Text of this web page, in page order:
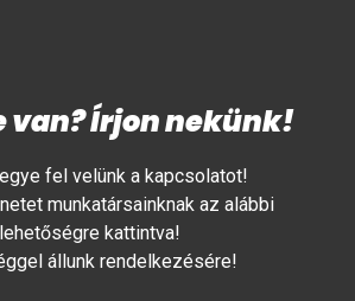
van? Írjon nekünk!
fel velünk a kapcsolatot!
munkatársainknak az alábbi
lehetőségre kattintva!
állunk rendelkezésére!